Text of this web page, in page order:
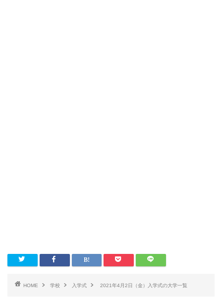
HOME 学校 入学式 2021年4月2日（金）入学式の大学一覧